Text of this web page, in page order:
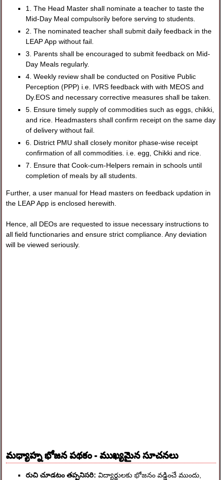
1. The Head Master shall nominate a teacher to taste the
Mid-Day Meal compulsorily before serving to students.
2. The nominated teacher shall submit daily feedback in the
LEAP App without fail.
3. Parents shall be encouraged to submit feedback on Mid-
Day Meals regularly.
4. Weekly review shall be conducted on Positive Public
Perception (PPP) i.e. IVRS feedback with with MEOS and
Dy.EOS and necessary corrective measures shall be taken.
5. Ensure timely supply of commodities such as eggs, chikki,
and rice. Headmasters shall confirm receipt on the same day
of delivery without fail.
6. District PMU shall closely monitor phase-wise receipt
confirmation of all commodities. i.e. egg, Chikki and rice.
7. Ensure that Cook-cum-Helpers remain in schools until
completion of meals by all students.
Further, a user manual for Head masters on feedback updation in
the LEAP App is enclosed herewith.
Hence, all DEOs are requested to issue necessary instructions to
all field functionaries and ensure strict compliance. Any deviation
will be viewed seriously.
మధ్యాహ్న భోజన పథకం - ముఖ్యమైన సూచనలు
రుచి చూడటం తప్పనిసరి: విద్యార్థులకు భోజనం వడ్డించే ముందు,